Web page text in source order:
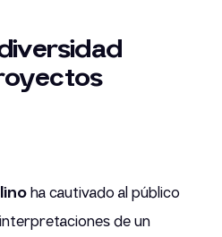
ha cautivado al público
de un